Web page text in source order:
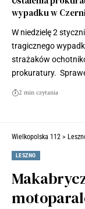
wypadku w
W niedzielę 2
tragicznego
strażaków
prokuratury.
2 min czytania
Wielkopolska 112 >
LESZNO